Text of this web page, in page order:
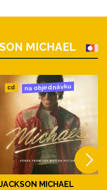
MICHAEL
cd na objednávku
MICHAEL